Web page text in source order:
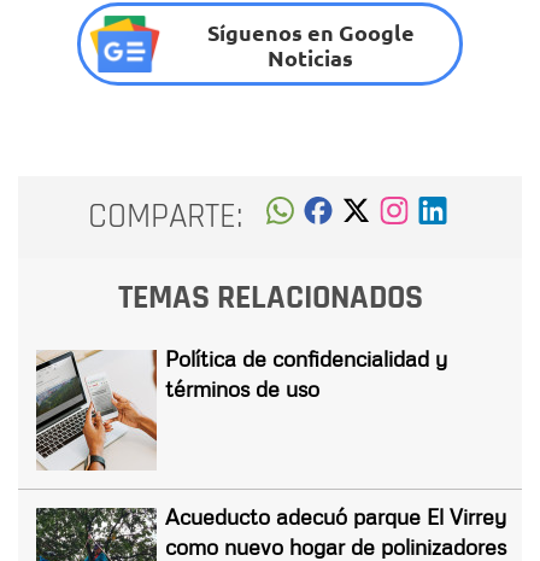
Síguenos en Google
Noticias
COMPARTE:
TEMAS RELACIONADOS
Política de confidencialidad y
términos de uso
Acueducto adecuó parque El Virrey
como nuevo hogar de polinizadores